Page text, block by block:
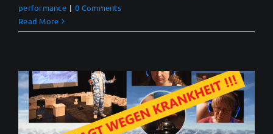
performance | 0 Comments
Read More